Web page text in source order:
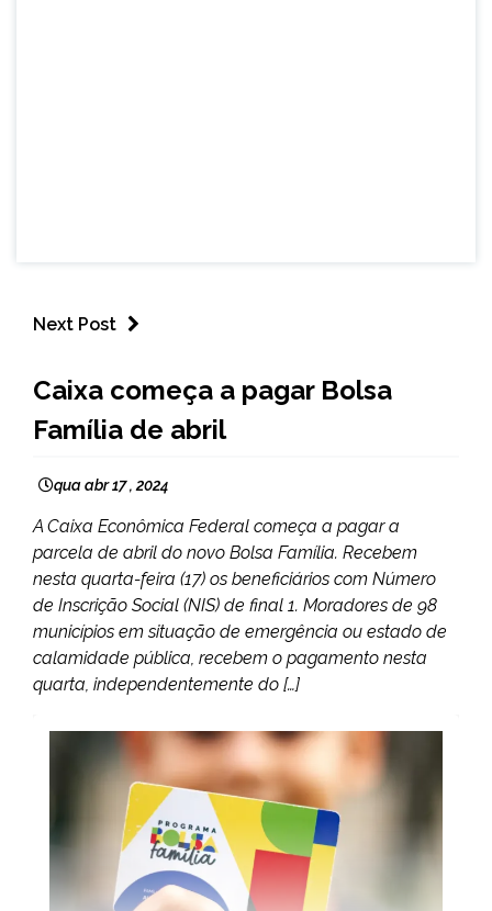
Next Post
NOTÍCIAS
Caixa começa a pagar Bolsa
Família de abril
qua abr 17 , 2024
A Caixa Econômica Federal começa a pagar a
parcela de abril do novo Bolsa Família. Recebem
nesta quarta-feira (17) os beneficiários com Número
de Inscrição Social (NIS) de final 1. Moradores de 98
municípios em situação de emergência ou estado de
calamidade pública, recebem o pagamento nesta
quarta, independentemente do […]